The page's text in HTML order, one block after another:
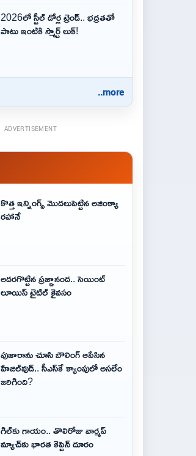
2026లో స్టీల్ డోర్ల ట్రెండ్.. భద్రతతో
పాటు ఇంటికి స్మార్ట్ లుక్!
..more
ADVERTISEMENT
కొత్త ఇన్నింగ్స్ మొదలుపెట్టిన అజింక్యా
రహానే
అదరగొట్టిన ప్రజ్ఞానంద.. సెయింట్‌
లూయిస్ టైటిల్‌ కైవసం
పుజారాను చూసి బౌలింగ్ ఆపేసిన
హేజిల్‌వుడ్.. సీఎస్‌కే క్యాంపులో అసలేం
జరిగింది?
గిల్‌కు గాయం.. తొలిరోజు వార్మప్‌
మ్యాచ్‌కు భారత కెప్టెన్‌ దూరం